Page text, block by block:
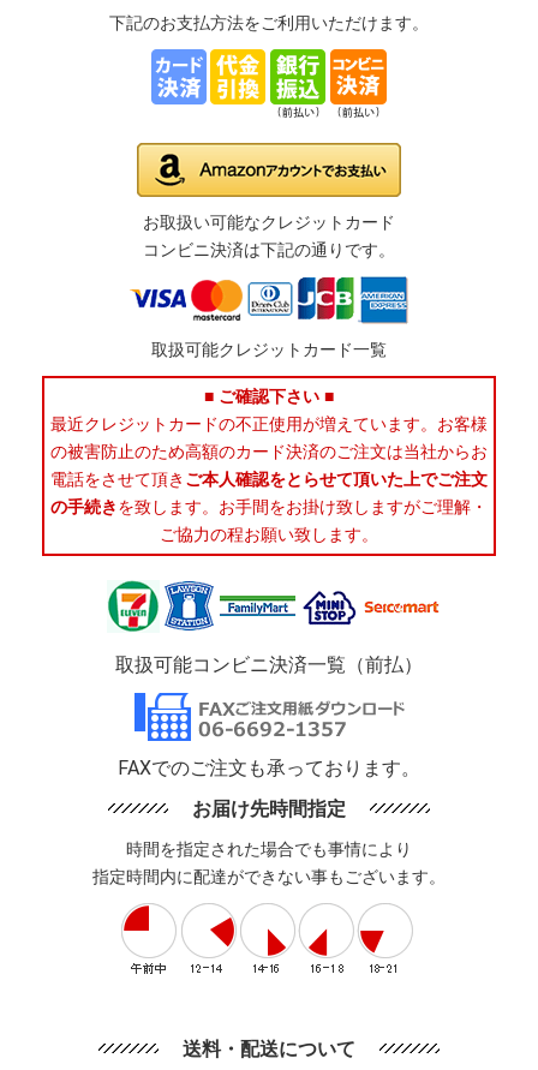
下記のお支払方法をご利用いただけます。
お取扱い可能なクレジットカード
コンビニ決済は下記の通りです。
取扱可能クレジットカード一覧
■ ご確認下さい ■
最近クレジットカードの不正使用が増えています。お客様
の被害防止のため高額のカード決済のご注文は当社からお
電話をさせて頂き ご本人確認をとらせて頂いた上でご注文
の手続きを致します。お手間をお掛け致しますがご理解・
ご協力の程お願い致します。
取扱可能コンビニ決済一覧（前払）
FAXでのご注文も承っております。
お届け先時間指定
時間を指定された場合でも事情により
指定時間内に配達ができない事もございます。
送料・配送について